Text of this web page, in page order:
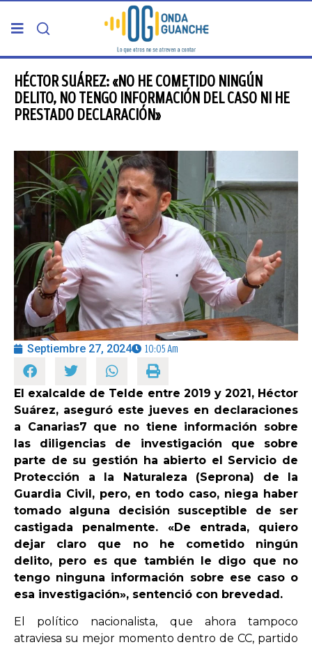
PORTADA
TELDE
GRAN CANARIA
CANARIAS
5ª COLUMNA
CARTAS DEL DIRECTOR
ENTREVISTAS
OPINIÓN
PROGRAMAS
HÉCTOR SUÁREZ: «NO HE COMETIDO NINGÚN
DELITO, NO TENGO INFORMACIÓN DEL CASO NI HE
PRESTADO DECLARACIÓN»
Septiembre 27, 2024 10:05 Am
El exalcalde de Telde entre 2019 y 2021, Héctor
Suárez, aseguró este jueves en declaraciones
a Canarias7 que no tiene información sobre
las diligencias de investigación que sobre
parte de su gestión ha abierto el Servicio de
Protección a la Naturaleza (Seprona) de la
Guardia Civil, pero, en todo caso, niega haber
tomado alguna decisión susceptible de ser
castigada penalmente. «De entrada, quiero
dejar claro que no he cometido ningún
delito, pero es que también le digo que no
tengo ninguna información sobre ese caso o
esa investigación», sentenció con brevedad.
El político nacionalista, que ahora tampoco
atraviesa su mejor momento dentro de CC, partido